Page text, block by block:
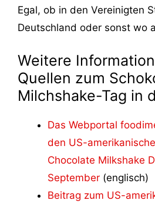
Egal, ob in den Vereinigten
Deutschland oder sonst wo
Weitere
Quellen zum
Milchshake-Tag in
Das Webportal
den US-
Chocolate Milkshake
September (englisch)
Beitrag zum US-